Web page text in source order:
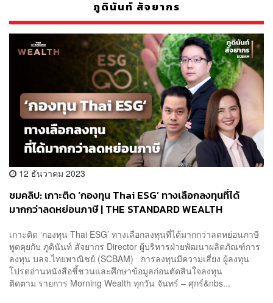
ภูดินันท์ สัจยากร
12 ธันวาคม 2023
ชมคลิป: เกาะติด ‘กองทุน Thai ESG’ ทางเลือกลงทุนที่ได้
มากกว่าลดหย่อนภาษี | THE STANDARD WEALTH
เกาะติด ‘กองทุน Thai ESG’ ทางเลือกลงทุนที่ได้มากกว่าลดหย่อนภาษี
พูดคุยกับ ภูดินันท์ สัจยากร Director ผู้บริหารฝ่ายพัฒนาผลิตภัณฑ์การ
ลงทุน บลจ.ไทยพาณิชย์ (SCBAM) การลงทุนมีความเสี่ยง ผู้ลงทุน
โปรดอ่านหนังสือชี้ชวนและศึกษาข้อมูลก่อนตัดสินใจลงทุน
ติดตาม รายการ Morning Wealth ทุกวัน จันทร์ – ศุกร์&nbs...